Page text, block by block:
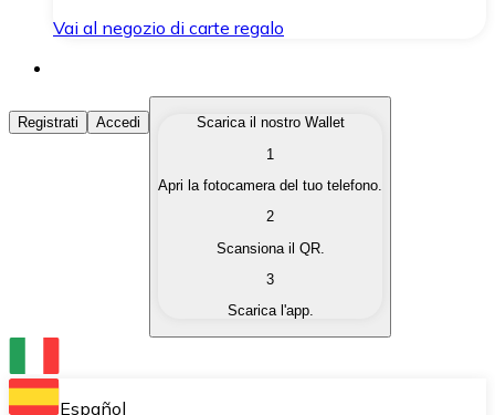
Vai al negozio di carte regalo
Acquista Criptovalute
Acquista le criptovalute che ti interessano in modo
Converti le tue criptovalute in valuta fiat quando ne
Scambia una criptovaluta con un'altra
Conserva le tue cripto in un Wallet self-custodial.
Registrati Accedi
Scarica il nostro Wallet
1
Apri la fotocamera del tuo telefono.
2
Scansiona il QR.
3
Scarica l'app.
Español